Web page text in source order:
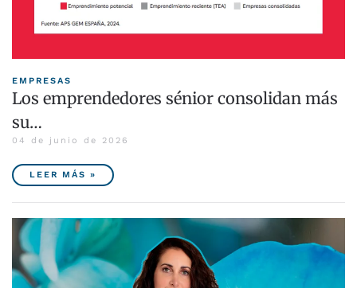
EMPRESAS
Los emprendedores sénior consolidan más
su…
04 de junio de 2026
LEER MÁS »